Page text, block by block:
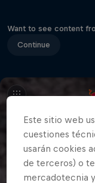
Want to see content
Continue
Este sitio web
cuestiones
usarán cookies
de terceros) o
mercadotecnia